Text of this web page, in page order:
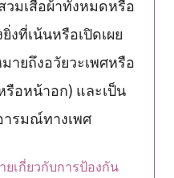
มเสื้อผ้าทั้งหมดหรือ
งที่เน้นหรือเปิดเผย
ายถึงอวัยวะเพศหรือ
อหน้าอก) และเป็น
ารมณ์ทางเพศ
เกี่ยวกับการป้องกัน